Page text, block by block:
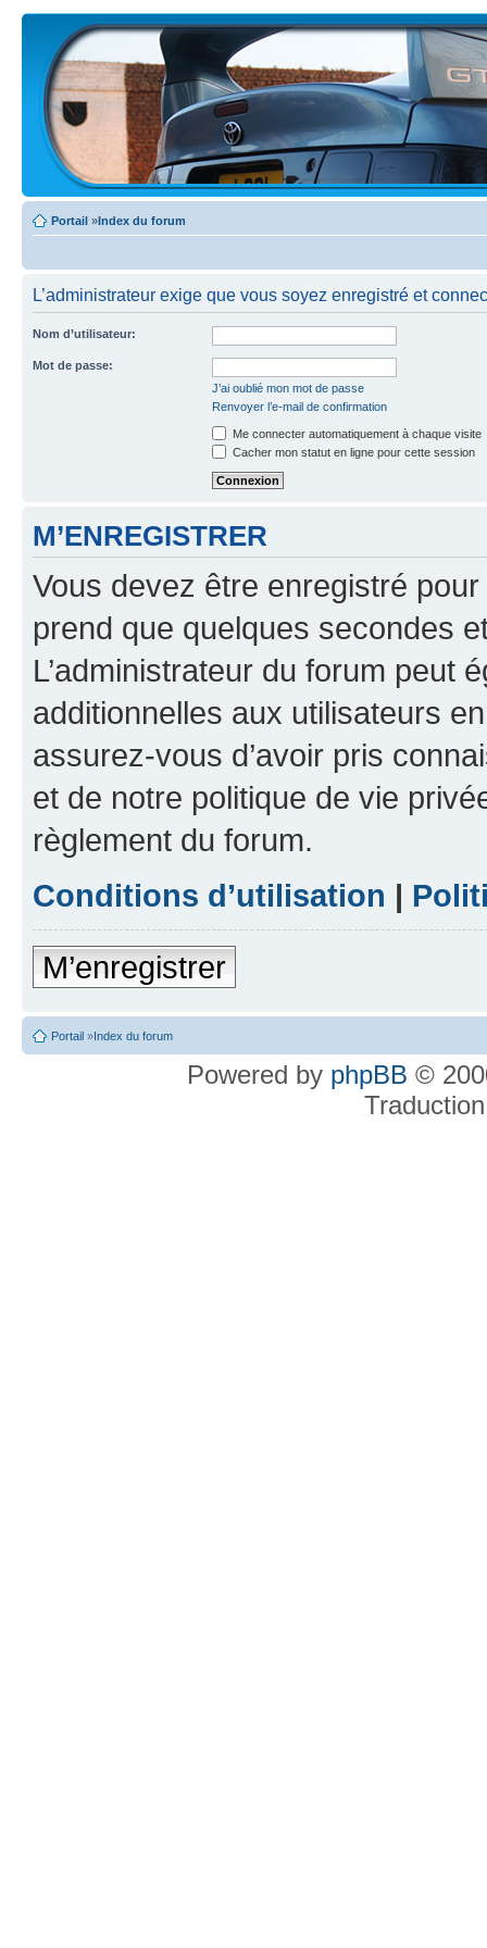
Portail »Index du forum
L’administrateur exige que vous soyez enregistré et
Nom d’utilisateur:
Mot de passe:
J’ai oublié mon mot de passe
Renvoyer l’e-mail de confirmation
Me connecter automatiquement à chaque visite
Cacher mon statut en ligne pour cette session
M’ENREGISTRER
Vous devez être enregistré
prend que quelques secondes
L’administrateur du forum peut
additionnelles aux utilisateurs
assurez-vous d’avoir pris
et de notre politique de vie
règlement du forum.
Conditions d’utilisation |
M’enregistrer
Portail »Index du forum
Powered by phpBB ©